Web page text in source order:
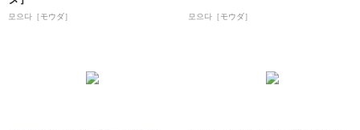
모으다［モウダ］ 모으다［モウダ］